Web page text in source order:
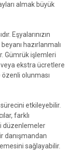
almak büyük
Eşyalarınızın
hazırlanmalı
Gümrük işlemleri
veya ekstra ücretlere
özenli olunması
etkileyebilir.
farklı
düzenlemeler
danışmandan
sağlayabilir.